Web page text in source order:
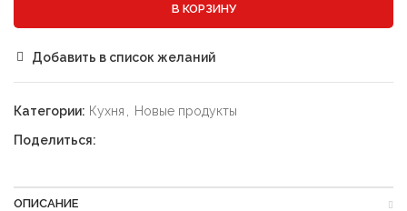
В КОРЗИНУ
Добавить в список желаний
Категории: Кухня
Новые продукты
Поделиться:
ОПИСАНИЕ